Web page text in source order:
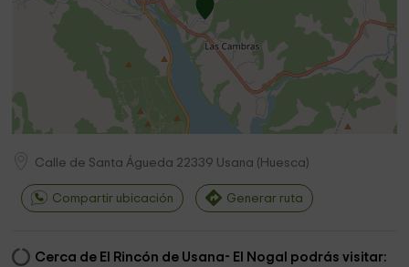
Calle de Santa Águeda 22339 Usana ( Huesca)
Compartir ubicación Generar ruta
Cerca de El Rincón de Usana- El Nogal podrás visitar: